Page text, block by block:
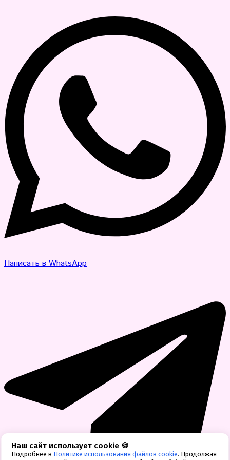
Наш сайт использует cookie 🍪
Подробнее в Политике использования файлов cookie. Продолжая
Написать в WhatsApp